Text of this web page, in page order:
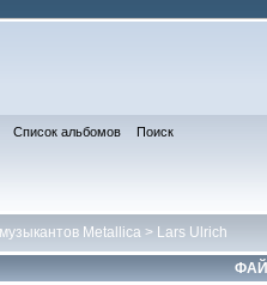
Список альбомов Поиск
Metallica > Lars Ulrich